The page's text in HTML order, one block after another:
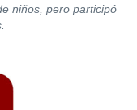
niños, pero participó